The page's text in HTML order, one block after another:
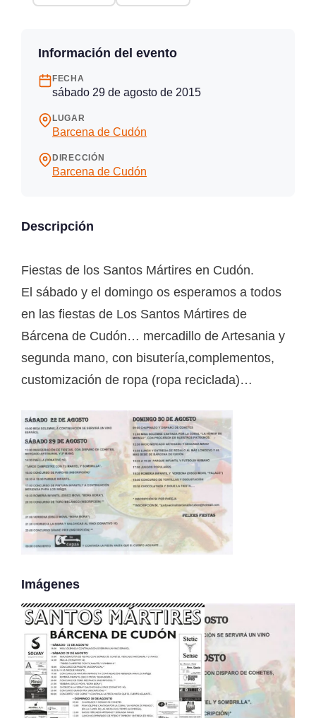
Información del evento
FECHA
sábado 29 de agosto de 2015
LUGAR
Barcena de Cudón
DIRECCIÓN
Barcena de Cudón
Descripción
Fiestas de los Santos Mártires en Cudón.
El sábado y el domingo os esperamos a todos
en las fiestas de Los Santos Mártires de
Bárcena de Cudón… mercadillo de Artesania y
segunda mano, con bisutería,complementos,
customización de ropa (ropa reciclada)…
Imágenes